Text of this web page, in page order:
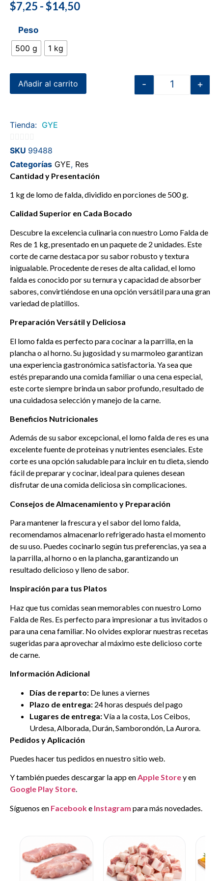
$7,25 -$14,50
Peso
500 g
1 kg
- +
Añadir al carrito
Tienda: GYE
0
de
5
SKU 99488
Categorías GYE, Res
Cantidad y Presentación
1 kg de lomo de falda, dividido en porciones de 500 g.
Calidad Superior en Cada Bocado
Descubre la excelencia culinaria con nuestro Lomo Falda de
Res de 1 kg, presentado en un paquete de 2 unidades. Este
corte de carne destaca por su sabor robusto y textura
inigualable. Procedente de reses de alta calidad, el lomo
falda es conocido por su ternura y capacidad de absorber
sabores, convirtiéndose en una opción versátil para una gran
variedad de platillos.
Preparación Versátil y Deliciosa
El lomo falda es perfecto para cocinar a la parrilla, en la
plancha o al horno. Su jugosidad y su marmoleo garantizan
una experiencia gastronómica satisfactoria. Ya sea que
estés preparando una comida familiar o una cena especial,
este corte siempre brinda un sabor profundo, resultado de
una cuidadosa selección y manejo de la carne.
Beneficios Nutricionales
Además de su sabor excepcional, el lomo falda de res es una
excelente fuente de proteínas y nutrientes esenciales. Este
corte es una opción saludable para incluir en tu dieta, siendo
fácil de preparar y cocinar, ideal para quienes desean
disfrutar de una comida deliciosa sin complicaciones.
Consejos de Almacenamiento y Preparación
Para mantener la frescura y el sabor del lomo falda,
recomendamos almacenarlo refrigerado hasta el momento
de su uso. Puedes cocinarlo según tus preferencias, ya sea a
la parrilla, al horno o en la plancha, garantizando un
resultado delicioso y lleno de sabor.
Inspiración para tus Platos
Haz que tus comidas sean memorables con nuestro Lomo
Falda de Res. Es perfecto para impresionar a tus invitados o
para una cena familiar. No olvides explorar nuestras recetas
sugeridas para aprovechar al máximo este delicioso corte
de carne.
Información Adicional
Días de reparto: De lunes a viernes
Plazo de entrega: 24 horas después del pago
Lugares de entrega:Vía a la costa, Los Ceibos,
Urdesa, Alborada, Durán, Samborondón, La Aurora.
Pedidos y Aplicación
Puedes hacer tus pedidos en nuestro sitio web.
Y también puedes descargar la app enApple Storey en
Google Play Store.
Síguenos en Facebooke Instagram para más novedades.